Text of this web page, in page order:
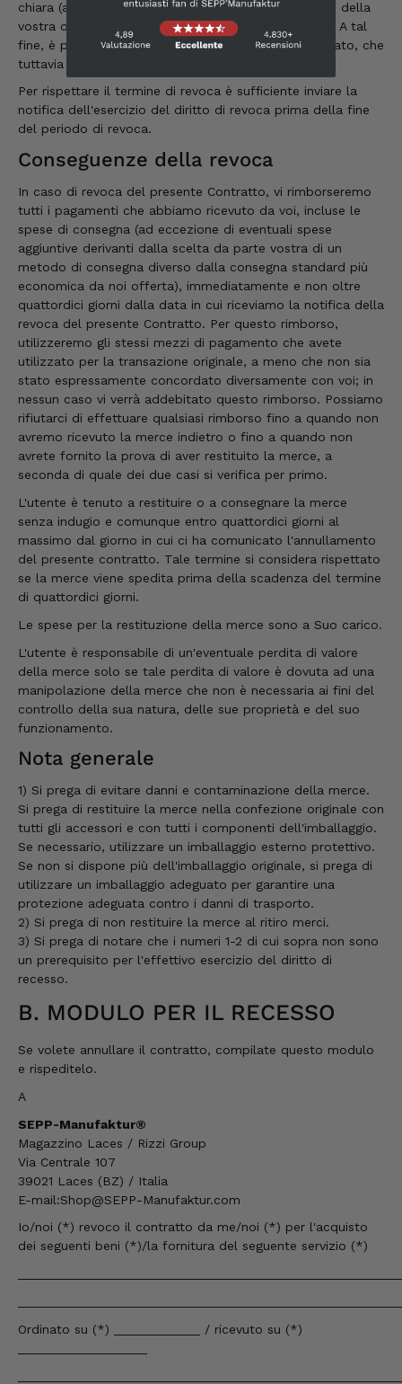
chiara (ad es. lettera inviata per posta, fax o e-mail) della
vostra decisione di recedere dal presente contratto. A tal
fine, è possibile utilizzare il modulo di recesso allegato, che
tuttavia non è obbligatorio.
Per rispettare il termine di revoca è sufficiente inviare la
notifica dell'esercizio del diritto di revoca prima della fine
del periodo di revoca.
Conseguenze della revoca
In caso di revoca del presente Contratto, vi rimborseremo
tutti i pagamenti che abbiamo ricevuto da voi, incluse le
spese di consegna (ad eccezione di eventuali spese
aggiuntive derivanti dalla scelta da parte vostra di un
metodo di consegna diverso dalla consegna standard più
economica da noi offerta), immediatamente e non oltre
quattordici giorni dalla data in cui riceviamo la notifica della
revoca del presente Contratto. Per questo rimborso,
utilizzeremo gli stessi mezzi di pagamento che avete
utilizzato per la transazione originale, a meno che non sia
stato espressamente concordato diversamente con voi; in
nessun caso vi verrà addebitato questo rimborso. Possiamo
rifiutarci di effettuare qualsiasi rimborso fino a quando non
avremo ricevuto la merce indietro o fino a quando non
avrete fornito la prova di aver restituito la merce, a
seconda di quale dei due casi si verifica per primo.
L'utente è tenuto a restituire o a consegnare la merce
senza indugio e comunque entro quattordici giorni al
massimo dal giorno in cui ci ha comunicato l'annullamento
del presente contratto. Tale termine si considera rispettato
se la merce viene spedita prima della scadenza del termine
di quattordici giorni.
Le spese per la restituzione della merce sono a Suo carico.
L'utente è responsabile di un'eventuale perdita di valore
della merce solo se tale perdita di valore è dovuta ad una
manipolazione della merce che non è necessaria ai fini del
controllo della sua natura, delle sue proprietà e del suo
funzionamento.
Nota generale
1) Si prega di evitare danni e contaminazione della merce.
Si prega di restituire la merce nella confezione originale con
tutti gli accessori e con tutti i componenti dell'imballaggio.
Se necessario, utilizzare un imballaggio esterno protettivo.
Se non si dispone più dell'imballaggio originale, si prega di
utilizzare un imballaggio adeguato per garantire una
protezione adeguata contro i danni di trasporto.
2) Si prega di non restituire la merce al ritiro merci.
3) Si prega di notare che i numeri 1-2 di cui sopra non sono
un prerequisito per l'effettivo esercizio del diritto di
recesso.
B. MODULO PER IL RECESSO
Se volete annullare il contratto, compilate questo modulo
e rispeditelo.
A
SEPP-Manufaktur®
Magazzino Laces / Rizzi Group
Via Centrale 107
39021 Laces (BZ) / Italia
E-mail:Shop@SEPP-Manufaktur.com
Io/noi (*) revoco il contratto da me/noi (*) per l'acquisto
dei seguenti beni (*)/la fornitura del seguente servizio (*)
Ordinato su (*) ____________ / ricevuto su (*)
Tatsiana
Consegna veloce. Sono molto soddisfatto.
veloce. Eccellente
Kerstin
Cliente verificato
Trovo sempre questi prodotti davvero ottimi,
Li ordinerò di nuovo 😋
7.8.2026
Anonimo
Cliente verificato
Semplicemente delizioso e lo mangiamo in
un batter d'occhio!!!!!!! Per questo ne
abbiamo fatto scorta.
7.8.2026
Ulrich Karl
Qualità di prima scelta, conveniente e
veloce. Ci tornerò volentieri. Grazie!
7.8.2026
Stefan
Prodotti eccellenti. Consegna eccellente.
Sempre così👍
7.8.2026
Cliente verificato
È tutto buonissimo, sembra delizioso e lo
ordinerò sicuramente ancora. 👍🤤🤤❤️
7.8.2026
Cliente verificato
Wolfgang
Cliente verificato
ottimo. In caso di piccoli problemi, mi hanno
aiutato subito. Qui si può ordinare senza